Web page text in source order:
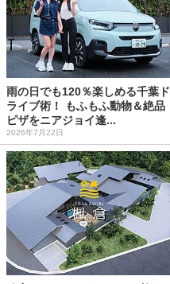
雨の日でも120％楽しめる千葉ド
ライブ術！ もふもふ動物＆絶品
ピザをニアジョイ逢...
2026年7月22日